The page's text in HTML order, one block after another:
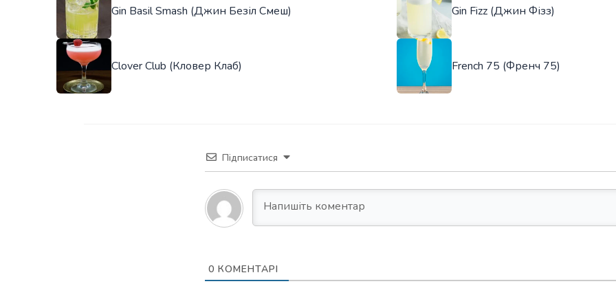
Gin Basil Smash (Джин Безіл Смеш) Gin Fizz (Джин Фізз)
Clover Club (Кловер Клаб) French 75 (Френч 75)
Підписатися
0 КОМЕНТАРІ